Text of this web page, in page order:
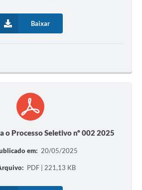
Baixar
o Processo Seletivo nº 002 2025
em: 20/05/2025
PDF | 221,13 KB